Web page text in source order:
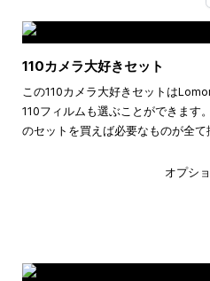
110カメラ大好きセット
この110カメラ大好きセットは
110フィルムも選ぶことができます
のセットを買えば必要なものが全て
オプシ